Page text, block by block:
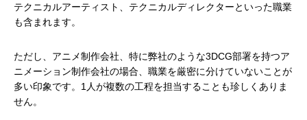
テクニカルアーティスト、テクニカルディレクターといった職業
も含まれます。
ただし、アニメ制作会社、特に弊社のような3DCG部署を持つア
ニメーション制作会社の場合、職業を厳密に分けていないことが
多い印象です。1人が複数の工程を担当することも珍しくありま
せん。